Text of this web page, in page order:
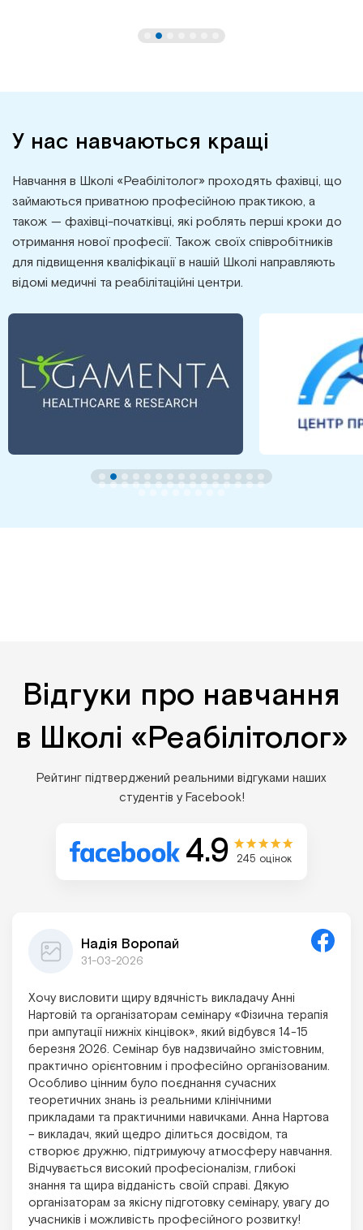
У нас навчаються кращі
Навчання в Школі «Реабілітолог» проходять фахівці, що
займаються приватною професійною практикою, а
також — фахівці-початківці, які роблять перші кроки до
отримання нової професії. Також своїх співробітників
для підвищення кваліфікації в нашій Школі направляють
відомі медичні та реабілітаційні центри.
Відгуки про навчання
в Школі «Реабілітолог»
Рейтинг підтверджений реальними відгуками наших
студентів у Facebook!
4.9 245 оцінок
Надія Воропай
31-03-2026
Хочу висловити щиру вдячність викладачу Анні
Нартовій та організаторам семінару «Фізична терапія
при ампутації нижніх кінцівок», який відбувся 14-15
березня 2026. Семінар був надзвичайно змістовним,
практично орієнтовним і професійно організованим.
Особливо цінним було поєднання сучасних
теоретичних знань із реальними клінічними
прикладами та практичними навичками. Анна Нартова
– викладач, який щедро ділиться досвідом, та
створює дружню, підтримуючу атмосферу навчання.
Відчувається високий професіоналізм, глибокі
знання та щира відданість своїй справі. Дякую
організаторам за якісну підготовку семінару, увагу до
учасників і можливість професійного розвитку!